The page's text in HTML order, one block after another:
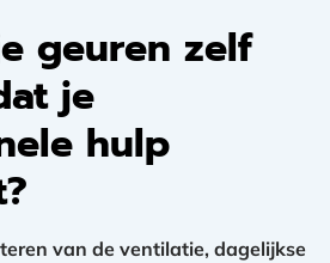
geuren zelf
je
hulp
van de ventilatie, dagelijkse